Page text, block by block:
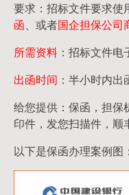
要求：招标文件要求使
函 、或者国企担保公司
所需资料 ：招标文件
出函时间 ：半小时内出
给您提供：保函，担保
印件，发您扫描件，顺
以下是保函办理案例图：